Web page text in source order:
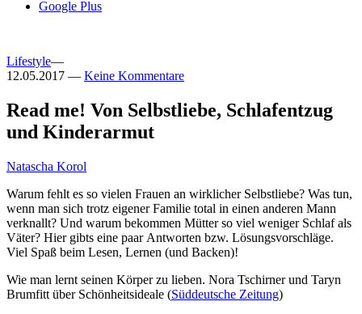
Google Plus
Lifestyle—
12.05.2017 — Keine Kommentare
Read me! Von Selbstliebe, Schlafentzug
und Kinderarmut
Natascha Korol
Warum fehlt es so vielen Frauen an wirklicher Selbstliebe? Was tun,
wenn man sich trotz eigener Familie total in einen anderen Mann
verknallt? Und warum bekommen Mütter so viel weniger Schlaf als
Väter? Hier gibts eine paar Antworten bzw. Lösungsvorschläge.
Viel Spaß beim Lesen, Lernen (und Backen)!
Wie man lernt seinen Körper zu lieben. Nora Tschirner und Taryn
Brumfitt über Schönheitsideale (Süddeutsche Zeitung)